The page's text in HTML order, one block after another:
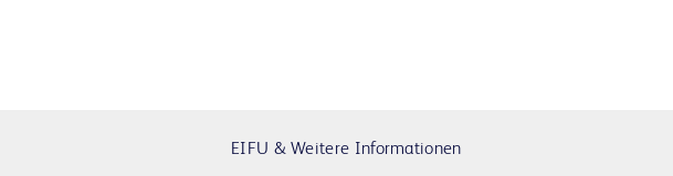
EIFU & Weitere Informationen